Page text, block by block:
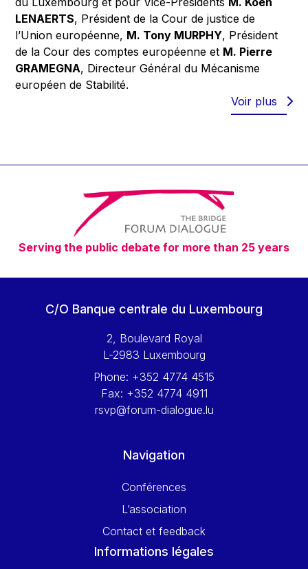
LENAERTS, Président de la Cour de justice de
l’Union européenne, M. Tony MURPHY, Président
de la Cour des comptes européenne et M. Pierre
GRAMEGNA, Directeur Général du Mécanisme
européen de Stabilité.
Voir plus
Serving the public debate for more than 25 years
C/O Banque centrale du Luxembourg
2, Boulevard Royal
L-2983 Luxembourg
Phone: +352 4774 4515
Fax: +352 4774 4911
rsvp@forum-dialogue.lu
Navigation
Conférences
L’association
Contact et feedback
Informations légales